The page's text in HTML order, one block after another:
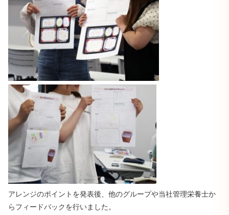
アレンジのポイントを発表後、他のグループや当社管理栄養士か
らフィードバックを行いました。